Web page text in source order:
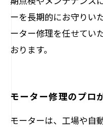
ーを長期的にお守りい
ーター修理を任せてい
おります。
モーター修理のプロ
モーターは、工場や自